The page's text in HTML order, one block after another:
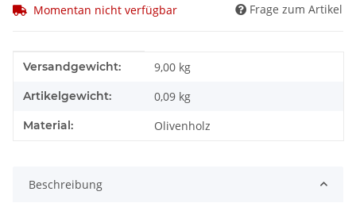
Momentan nicht verfügbar Frage zum Artikel
Produkteigenschaft
Wert
Versandgewicht: 9,00 kg
Artikelgewicht: 0,09 kg
Material: Olivenholz
Beschreibung